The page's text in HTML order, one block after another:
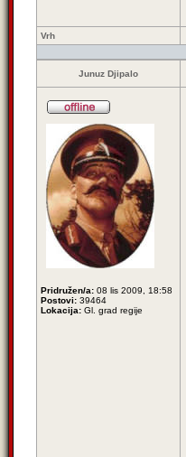
Vrh
Junuz Djipalo
Pridružen/a: 08 lis 2009, 18:58
Postovi: 39464
Lokacija: Gl. grad regije